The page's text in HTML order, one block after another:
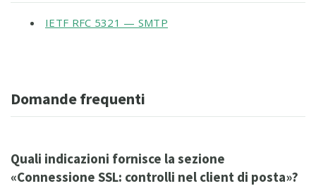
IETF RFC 5321 — SMTP
Domande frequenti
Quali indicazioni fornisce la sezione
«Connessione SSL: controlli nel client di posta»?